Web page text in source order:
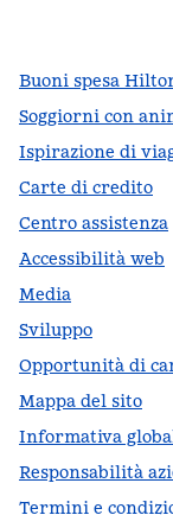
Buoni spesa
Soggiorni con
Ispirazione di
Carte di credito
Centro assistenza
Accessibilità web
Media
Sviluppo
Opportunità di
Mappa del sito
Informativa
Responsabilità
Termini e